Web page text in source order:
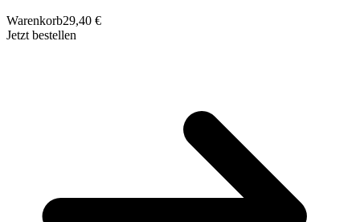
Warenkorb29,40 €
Jetzt bestellen